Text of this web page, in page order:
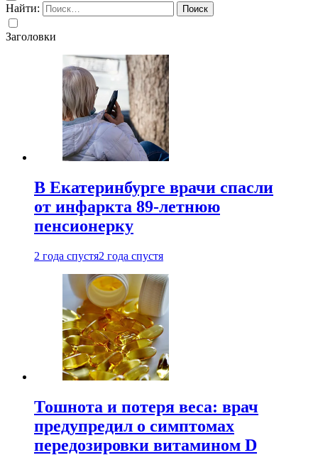
Найти:
Заголовки
В Екатеринбурге врачи спасли
от инфаркта 89-летнюю
пенсионерку
2 года спустя2 года спустя
Тошнота и потеря веса: врач
предупредил о симптомах
передозировки витамином D